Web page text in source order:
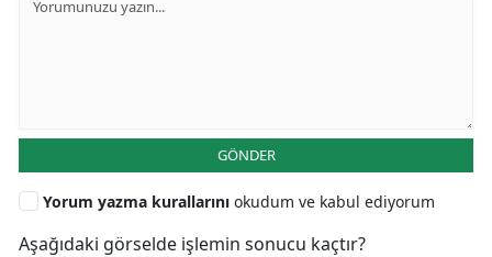
GÖNDER
Yorum yazma kurallarını okudum ve kabul ediyorum
Aşağıdaki görselde işlemin sonucu kaçtır?